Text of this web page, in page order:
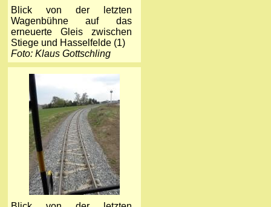
Blick von der letzten
Wagenbühne auf das
erneuerte Gleis zwischen
Stiege und Hasselfelde (1)
Foto: Klaus Gottschling